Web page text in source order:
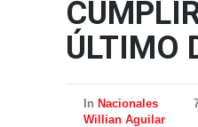
ÚLTIMO
In Nacionales
Willian Aguilar